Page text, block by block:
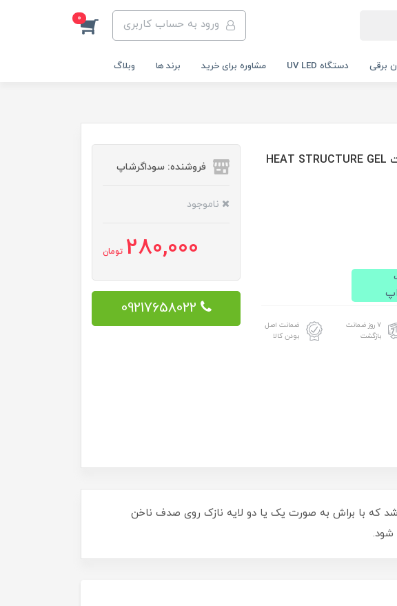
ورود به حساب کاربری 0
برقی دستگاه UV LED مشاوره برای خرید برند ها وبلاگ
رابر بیس صورتی طبیعی 30 میل هیت HEAT STRUCTURE GEL
۷ روز ضمانت
بازگشت
ضمانت اصل
بودن کالا
فروشنده: سوداگرشاپ
ناموجود
280,000 تومان
09217658022
ژل هایی با غلظت مناسب می باشد که با براش به صورت یک یا دو لایه نازک روی صدف ناخن
شود.